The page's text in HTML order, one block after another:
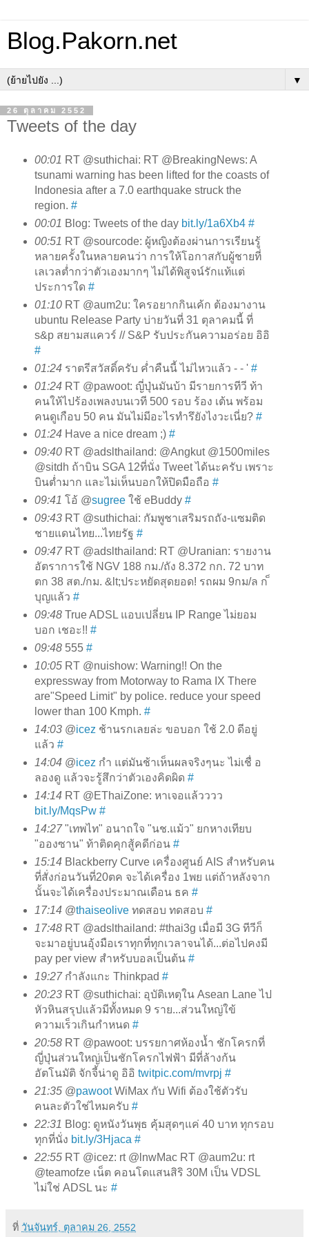
Blog.Pakorn.net
▼
26 ตุลาคม 2552
Tweets of the day
00:01 RT @suthichai: RT @BreakingNews: A
tsunami warning has been lifted for the coasts of
Indonesia after a 7.0 earthquake struck the
region. #
00:01 Blog: Tweets of the day bit.ly/1a6Xb4 #
00:51 RT @sourcode: ผู้หญิงต้องผ่านการเรียนรู้
หลายครั้งในหลายคนว่า การให้โอกาสกับผู้ชายที่
เลเวลต่ำกว่าตัวเองมากๆ ไม่ได้พิสูจน์รักแท้แต่
ประการใด #
01:10RT @aum2u: ใครอยากกินเค้ก ต้องมางาน
ubuntu Release Party บ่ายวันที่ 31 ตุลาคมนี้ ที่
s&p สยามสแควร์ // S&P รับประกันความอร่อย อิอิ
#
01:24ราตรีสวัสดิ์ครับ ค่ำคืนนี้ ไม่ไหวแล้ว - - ' #
01:24RT @pawoot: ญี่ปุ่นมันบ้า มีรายการทีวี ท้า
คนให้ไปร้องเพลงบนเวที 500 รอบ ร้อง เต้น พร้อม
คนดูเกือบ 50 คน มันไม่มีอะไรทำรึยังไงวะเนี่ย? #
01:24Have a nice dream ;) #
09:40RT @adslthailand: @Angkut @1500miles
@sitdh ถ้าบิน SGA 12ที่นั่ง Tweet ได้นะครับ เพราะ
บินต่ำมาก และไม่เห็นบอกให้ปิดมือถือ #
09:41 โอ้ @sugreeใช้ eBuddy #
09:43RT @suthichai: กัมพูชาเสริมรถถัง-แซมติด
ชายแดนไทย...ไทยรัฐ #
09:47RT @adslthailand: RT @Uranian: รายงาน
อัตราการใช้ NGV 188 กม./ถัง 8.372 กก. 72 บาท
ตก 38 สต./กม. &lt;ประหยัดสุดยอด! รถผม 9กม/ล ก ็
บุญแล้ว #
09:48True ADSL แอบเปลี่ยน IP Range ไม่ยอม
บอก เชอะ!! #
09:48555 #
10:05RT @nuishow: Warning!! On the
expressway from Motorway to Rama IX There
are"Speed Limit" by police. reduce your speed
lower than 100 Kmph. #
14:03@icez ช้านรกเลยล่ะ ขอบอก ใช้ 2.0 ดีอยู่
แล้ว #
14:04@icez กำ แต่มันช้าเห็นผลจริงๆนะ ไม่เชื่ อ
ลองดู แล้วจะรู้สึกว่าตัวเองคิดผิด #
14:14RT @EThaiZone: หาเจอแล้วววว
bit.ly/MqsPw #
14:27"เทพไท" อนาถใจ "นช.แม้ว" ยกหางเทียบ
"อองซาน" ท้าติดคุกสู้คดีก่อน #
15:14Blackberry Curve เครื่องศูนย์ AIS สำหรับคน
ที่สั่งก่อนวันที่20ตค จะได้เครื่อง 1พย แต่ถ้าหลังจาก
นั้นจะได้เครื่องประมาณเดือน ธค #
17:14@thaiseoliveทดสอบ ทดสอบ #
17:48RT @adslthailand: #thai3g เมื่อมี 3G ทีวีก็
จะมาอยู่บนอุ้งมือเราทุกที่ทุกเวลาจนได้...ต่อไปคงมี
pay per view สำหรับบอลเป็นต้น #
19:27กำลังแกะ Thinkpad #
20:23RT @suthichai: อุบัติเหตุใน Asean Lane ไป
หัวหินสรุปแล้วมีทั้งหมด 9 ราย...ส่วนใหญ่ใข้
ความเร็วเกินกำหนด #
20:58RT @pawoot: บรรยกาศห้องน้ำ ชักโครกที่
ญี่ปุ่นส่วนใหญ่เป็นชักโครกไฟฟ้า มีที่ล้างก้น
อัตโนมัติ จักจี้น่าดู อิอิ twitpic.com/mvrpj #
21:35@pawootWiMax กับ Wifi ต้องใช้ตัวรับ
คนละตัวใช่ไหมครับ #
22:31 Blog: ดูหนังวันพุธ คุ้มสุดๆแค่ 40 บาท ทุกรอบ
ทุกที่นั่ง bit.ly/3Hjaca #
22:55RT @icez: rt @lnwMac RT @aum2u: rt
@teamofze เน็ต คอนโดแสนสิริ 30M เป็น VDSL
ไม่ใช่ ADSL นะ #
ที่ วันจันทร์, ตุลาคม 26, 2552